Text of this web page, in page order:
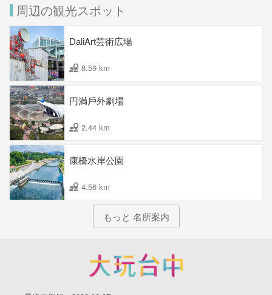
周辺の観光スポット
DaliArt芸術広場
8.59 km
円満戶外劇場
2.44 km
康橋水岸公園
4.56 km
もっと 名所案内